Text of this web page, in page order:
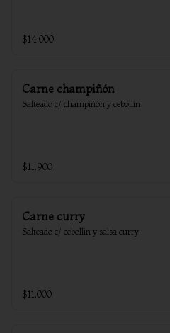
$14.000
Carne champiñón
Salteado c/ champiñón y cebollín
$11.900
Carne curry
Salteado c/ cebollin y salsa curry
$11.000